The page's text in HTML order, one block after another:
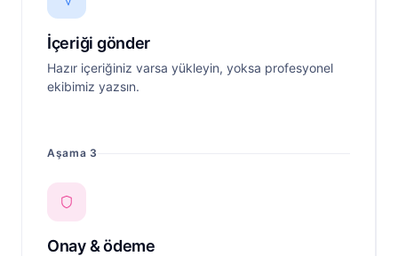
İçeriği gönder
Hazır içeriğiniz varsa yükleyin, yoksa profesyonel
ekibimiz yazsın.
Aşama 3
Onay & ödeme